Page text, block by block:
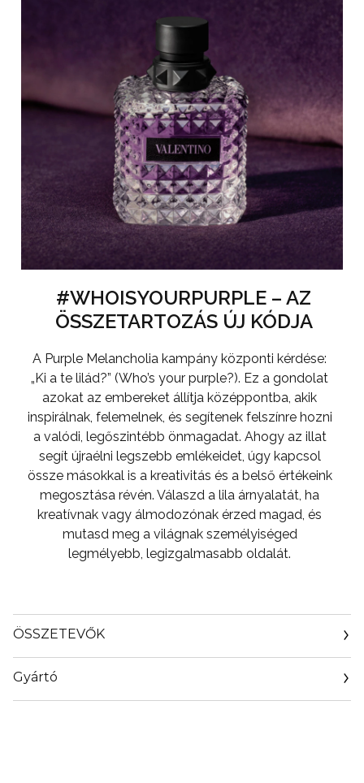
#WHOISYOURPURPLE – AZ
ÖSSZETARTOZÁS ÚJ KÓDJA
A Purple Melancholia kampány központi kérdése:
„Ki a te lilád?” (Who’s your purple?). Ez a gondolat
azokat az embereket állítja középpontba, akik
inspirálnak, felemelnek, és segítenek felszínre hozni
a valódi, legőszintébb önmagadat. Ahogy az illat
segít újraélni legszebb emlékeidet, úgy kapcsol
össze másokkal is a kreativitás és a belső értékeink
megosztása révén. Válaszd a lila árnyalatát, ha
kreatívnak vagy álmodozónak érzed magad, és
mutasd meg a világnak személyiséged
legmélyebb, legizgalmasabb oldalát.
ÖSSZETEVŐK
Gyártó